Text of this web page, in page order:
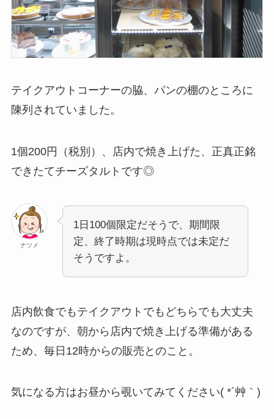
テイクアウトコーナーの脇、パンの棚のところに
陳列されていました。
1個200円（税別）、店内で焼き上げた、正真正銘
できたてチーズタルトです◎
ナツメ
1日100個限定だそうで、期間限
定、終了時期は現時点では未定だ
そうですよ。
店内飲食でもテイクアウトでもどちらでも大丈夫
なのですが、朝から店内で焼き上げる準備がある
ため、毎日12時からの販売とのこと。
気になる方はお昼から覗いてみてください( *´艸｀)